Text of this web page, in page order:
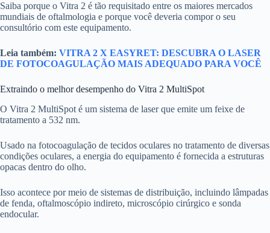
Saiba porque o Vitra 2 é tão requisitado entre os maiores mercados
mundiais de oftalmologia e porque você deveria compor o seu
consultório com este equipamento.
Leia também: VITRA 2 X EASYRET: DESCUBRA O LASER
DE FOTOCOAGULAÇÃO MAIS ADEQUADO PARA VOCÊ
Extraindo o melhor desempenho do Vitra 2 MultiSpot
O Vitra 2 MultiSpot é um sistema de laser que emite um feixe de
tratamento a 532 nm.
Usado na fotocoagulação de tecidos oculares no tratamento de diversas
condições oculares, a energia do equipamento é fornecida a estruturas
opacas dentro do olho.
Isso acontece por meio de sistemas de distribuição, incluindo lâmpadas
de fenda, oftalmoscópio indireto, microscópio cirúrgico e sonda
endocular.